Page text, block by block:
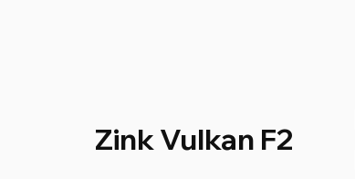
Zink Vulkan F2